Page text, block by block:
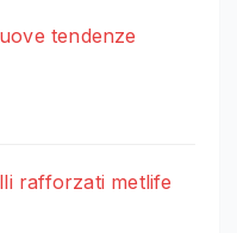
tendenze
rafforzati metlife